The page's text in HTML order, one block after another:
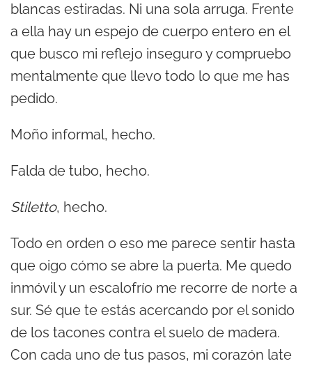
blancas estiradas. Ni una sola arruga. Frente
a ella hay un espejo de cuerpo entero en el
que busco mi reflejo inseguro y compruebo
mentalmente que llevo todo lo que me has
pedido.
Moño informal, hecho.
Falda de tubo, hecho.
Stiletto, hecho.
Todo en orden o eso me parece sentir hasta
que oigo cómo se abre la puerta. Me quedo
inmóvil y un escalofrío me recorre de norte a
sur. Sé que te estás acercando por el sonido
de los tacones contra el suelo de madera.
Con cada uno de tus pasos, mi corazón late